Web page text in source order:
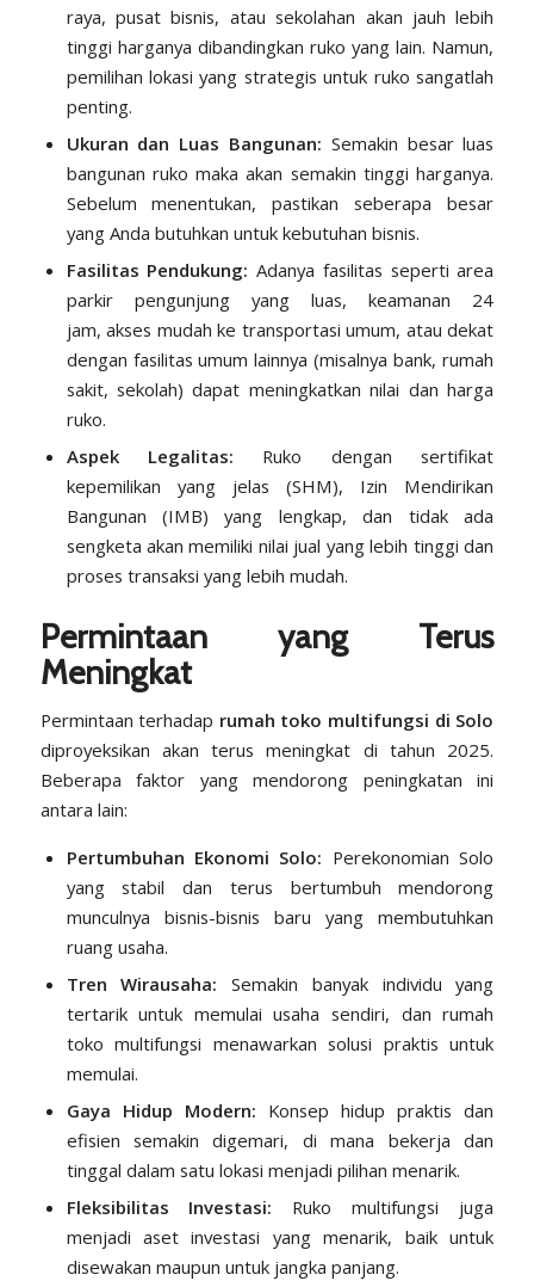
raya, pusat bisnis, atau sekolahan akan jauh lebih
tinggi harganya dibandingkan ruko yang lain. Namun,
pemilihan lokasi yang strategis untuk ruko sangatlah
penting.
Ukuran dan Luas Bangunan: Semakin besar luas
bangunan ruko maka akan semakin tinggi harganya.
Sebelum menentukan, pastikan seberapa besar
yang Anda butuhkan untuk kebutuhan bisnis.
Fasilitas Pendukung:Adanya fasilitas seperti area
parkir pengunjung yang luas, keamanan 24
jam, akses mudah ke transportasi umum, atau dekat
dengan fasilitas umum lainnya (misalnya bank, rumah
sakit, sekolah) dapat meningkatkan nilai dan harga
ruko.
Aspek Legalitas: Ruko dengan sertifikat
kepemilikan yang jelas (SHM), Izin Mendirikan
Bangunan (IMB) yang lengkap, dan tidak ada
sengketa akan memiliki nilai jual yang lebih tinggi dan
proses transaksi yang lebih mudah.
Permintaan yang Terus
Meningkat
Permintaan terhadap rumah toko multifungsi di Solo
diproyeksikan akan terus meningkat di tahun 2025.
Beberapa faktor yang mendorong peningkatan ini
antara lain:
Pertumbuhan Ekonomi Solo: Perekonomian Solo
yang stabil dan terus bertumbuh mendorong
munculnya bisnis-bisnis baru yang membutuhkan
ruang usaha.
Tren Wirausaha: Semakin banyak individu yang
tertarik untuk memulai usaha sendiri, dan rumah
toko multifungsi menawarkan solusi praktis untuk
memulai.
Gaya Hidup Modern: Konsep hidup praktis dan
efisien semakin digemari, di mana bekerja dan
tinggal dalam satu lokasi menjadi pilihan menarik.
Fleksibilitas Investasi: Ruko multifungsi juga
menjadi aset investasi yang menarik, baik untuk
disewakan maupun untuk jangka panjang.